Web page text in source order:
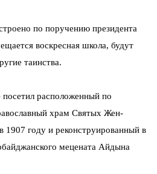
по поручению президента
воскресная школа, будут
таинства.
расположенный по
храм Святых Жен-
году и реконструированный в
мецената Айдына